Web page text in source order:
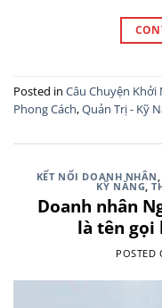
Posted in Câu Chuyện Khởi
Phong Cách,Quản Trị - Kỹ
KẾT NỐI DOANH NHÂN
KỸ NĂNG ,
Doanh nhân
là tên gọi
POSTED